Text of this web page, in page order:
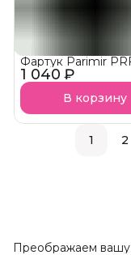
1 040 ₽
Фартук Parimir
В корзину
1 2
Преображаем вашу